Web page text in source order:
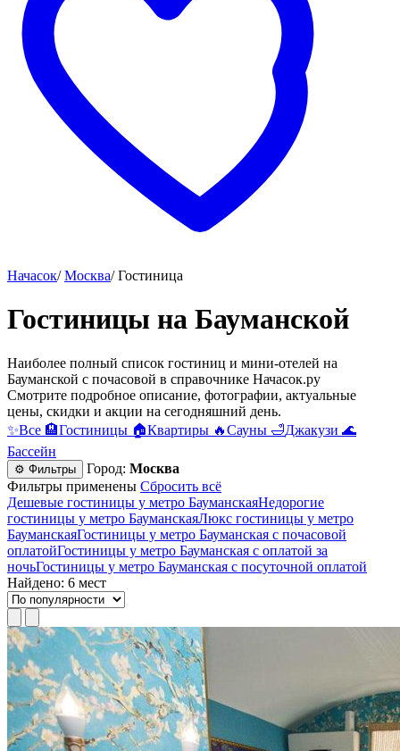
Начасок/ Москва/ Гостиница
Гостиницы на Бауманской
Наиболее полный список гостиниц и мини-отелей на
Бауманской c почасовой в справочнике Начасок.ру
Смотрите подробное описание, фотографии, актуальные
цены, скидки и акции на сегодняшний день.
✨Все 🏨Гостиницы 🏠Квартиры 🔥Сауны 🛁Джакузи 🌊
Бассейн
⚙ Фильтры Город: Москва
Фильтры применены Сбросить всё
Дешевые гостиницы у метро БауманскаяНедорогие
гостиницы у метро БауманскаяЛюкс гостиницы у метро
БауманскаяГостиницы у метро Бауманская c почасовой
оплатойГостиницы у метро Бауманская с оплатой за
ночьГостиницы у метро Бауманская c посуточной оплатой
Найдено: 6 мест